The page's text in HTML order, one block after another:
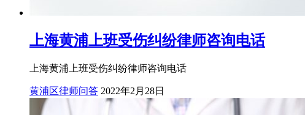
上海黄浦上班受伤纠纷律师咨询电话
上海黄浦上班受伤纠纷律师咨询电话
黄浦区律师问答 2022年2月28日